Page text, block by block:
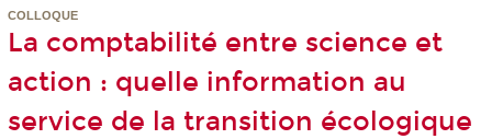
COLLOQUE
La comptabilité entre science et
action : quelle information au
service de la transition écologique